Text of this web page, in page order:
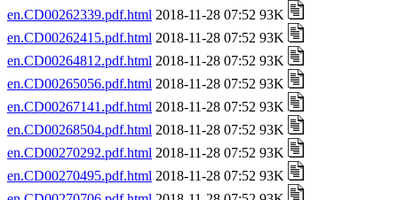
en.CD00262339.pdf.html 2018-11-28 07:52 93K
en.CD00262415.pdf.html 2018-11-28 07:52 93K
en.CD00264812.pdf.html 2018-11-28 07:52 93K
en.CD00265056.pdf.html 2018-11-28 07:52 93K
en.CD00267141.pdf.html 2018-11-28 07:52 93K
en.CD00268504.pdf.html 2018-11-28 07:52 93K
en.CD00270292.pdf.html 2018-11-28 07:52 93K
en.CD00270495.pdf.html 2018-11-28 07:52 93K